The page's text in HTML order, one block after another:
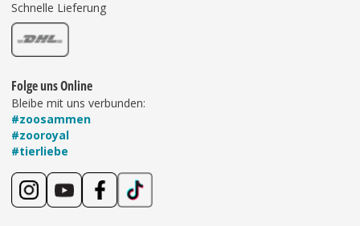
Schnelle Lieferung
Folge uns Online
Bleibe mit uns verbunden:
#zoosammen
#zooroyal
#tierliebe